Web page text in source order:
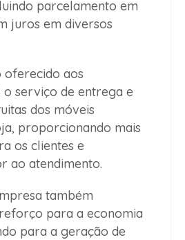
parcelamento em
juros em diversos
aos
o serviço de entrega e
dos móveis
proporcionando mais
os clientes e
ao atendimento.
também
para a economia
para a geração de